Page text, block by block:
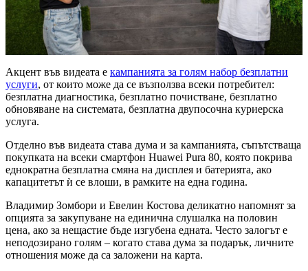
Акцент във видеата е кампанията за голям набор безплатни
услуги, от които може да се възползва всеки потребител:
безплатна диагностика, безплатно почистване, безплатно
обновяване на системата, безплатна двупосочна куриерска
услуга.
Отделно във видеата става дума и за кампанията, съпътстваща
покупката на всеки смартфон Huawei Pura 80, която покрива
еднократна безплатна смяна на дисплея и батерията, ако
капацитетът ѝ се влоши, в рамките на една година.
Владимир Зомбори и Евелин Костова деликатно напомнят за
опцията за закупуване на единична слушалка на половин
цена, ако за нещастие бъде изгубена едната. Често залогът е
неподозирано голям – когато става дума за подарък, личните
отношения може да са заложени на карта.